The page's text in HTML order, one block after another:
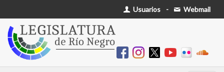
Usuarios - Webmail